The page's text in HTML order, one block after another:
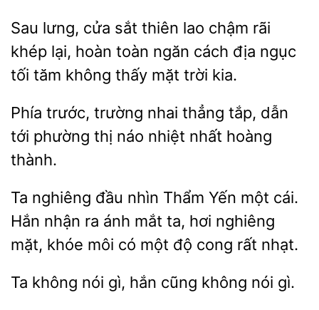
Sau lưng, sắt lao
rãi
khép lại, hoàn toàn ngăn cách địa ngục
tối tăm không thấy mặt trời kia.
trường nhai thẳng tắp, dẫn
tới phường thị náo nhiệt
hoàng
thành.
Ta nghiêng đầu Thẩm Yến
cái.
Hắn nhận ra
mắt ta, hơi nghiêng
mặt, khóe môi có một độ cong rất nhạt.
Ta nói gì, hắn cũng nói